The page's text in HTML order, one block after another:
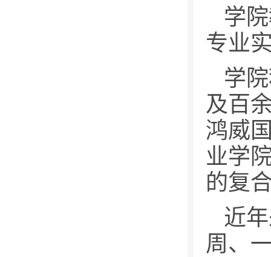
学
专业
学
及百
鸿威
业学
的复
近
周、